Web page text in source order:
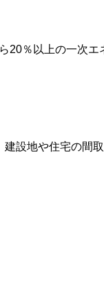
20％以上の一次エ
設地や住宅の間